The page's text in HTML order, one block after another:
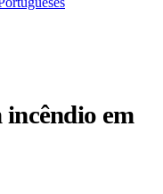
em